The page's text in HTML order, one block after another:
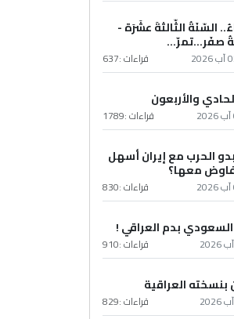
السّنَةُ الثّالثةَ عشَرَة -
صفَر…تمرّ...
قراءات :637
والأربعون
قراءات :1789
الحرب مع إيران أسهل
معها؟
قراءات :830
بدم العراقي !
قراءات :910
بنسخته العراقية
قراءات :829